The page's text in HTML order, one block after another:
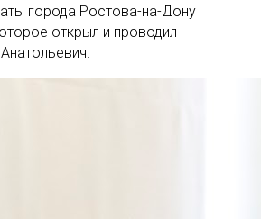
города Ростова-на-Дону
открыл и проводил